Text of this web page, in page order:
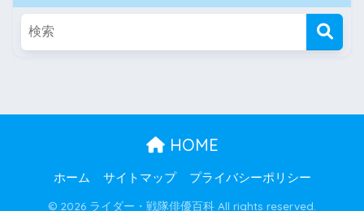
HOME
ホーム サイトマップ プライバシーポリシー
© 2026 ライダー・戦隊俳優百科 All rights reserved.